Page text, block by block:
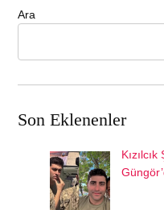
Ara
Son Eklenenler